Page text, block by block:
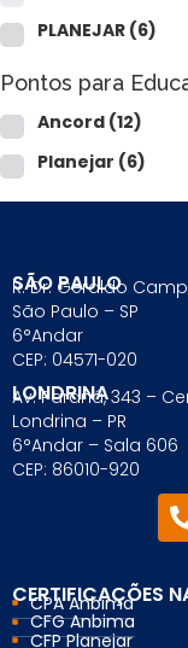
PLANEJAR (6)
Pontos para
Ancord (12)
Planejar (6)
SÃO PAULO
R. Dr. Geraldo
São Paulo – SP
6°Andar
CEP: 04571-020
LONDRINA
Av. Paraná, 343 –
Londrina – PR
6°Andar – Sala 606
CEP: 86010-920
CERTIFICAÇÕES
CPA Anbima
CFG Anbima
CFP Planejar